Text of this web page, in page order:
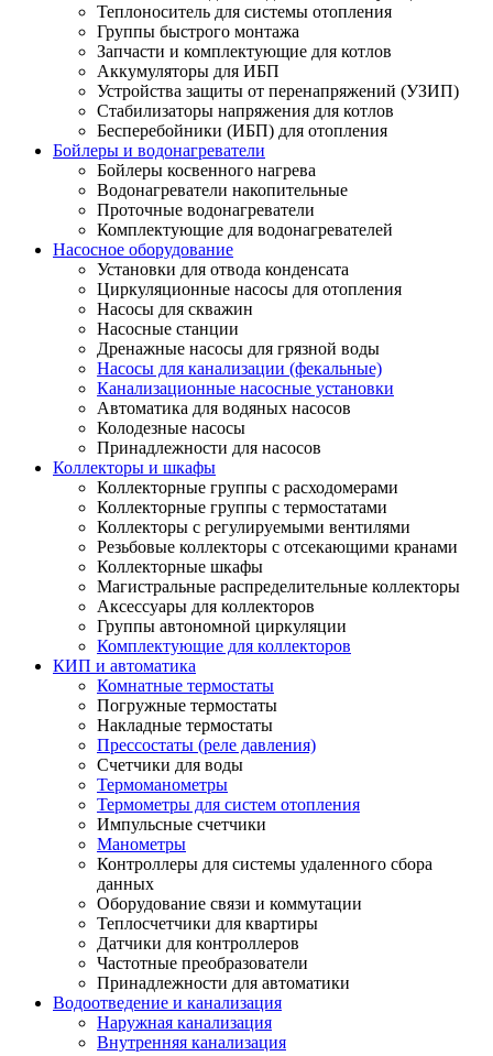
Теплоноситель для системы отопления
Группы быстрого монтажа
Запчасти и комплектующие для котлов
Аккумуляторы для ИБП
Устройства защиты от перенапряжений (УЗИП)
Стабилизаторы напряжения для котлов
Бесперебойники (ИБП) для отопления
Бойлеры и водонагреватели
Бойлеры косвенного нагрева
Водонагреватели накопительные
Проточные водонагреватели
Комплектующие для водонагревателей
Насосное оборудование
Установки для отвода конденсата
Циркуляционные насосы для отопления
Насосы для скважин
Насосные станции
Дренажные насосы для грязной воды
Насосы для канализации (фекальные)
Канализационные насосные установки
Автоматика для водяных насосов
Колодезные насосы
Принадлежности для насосов
Коллекторы и шкафы
Коллекторные группы с расходомерами
Коллекторные группы с термостатами
Коллекторы с регулируемыми вентилями
Резьбовые коллекторы с отсекающими кранами
Коллекторные шкафы
Магистральные распределительные коллекторы
Аксессуары для коллекторов
Группы автономной циркуляции
Комплектующие для коллекторов
КИП и автоматика
Комнатные термостаты
Погружные термостаты
Накладные термостаты
Прессостаты (реле давления)
Счетчики для воды
Термоманометры
Термометры для систем отопления
Импульсные счетчики
Манометры
Контроллеры для системы удаленного сбора
данных
Оборудование связи и коммутации
Теплосчетчики для квартиры
Датчики для контроллеров
Частотные преобразователи
Принадлежности для автоматики
Водоотведение и канализация
Наружная канализация
Внутренняя канализация